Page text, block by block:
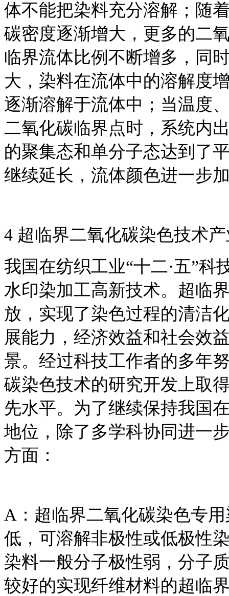
体不能把染料充分溶解；随
碳密度逐渐增大，更多的二
临界流体比例不断增多，同
大，染料在流体中的溶解度
逐渐溶解于流体中；当温度
二氧化碳临界点时，系统内
的聚集态和单分子态达到了
继续延长，流体颜色进一步
4 超临界二氧化碳染色技术
我国在纺织工业“十二·五”
水印染加工高新技术。超临
放，实现了染色过程的清洁
展能力，经济效益和社会效
景。经过科技工作者的多年
碳染色技术的研究开发上取
先水平。为了继续保持我国
地位，除了多学科协同进一
方面：
A：超临界二氧化碳染色专
低，可溶解非极性或低极性
染料一般分子极性弱，分子
较好的实现纤维材料的超临